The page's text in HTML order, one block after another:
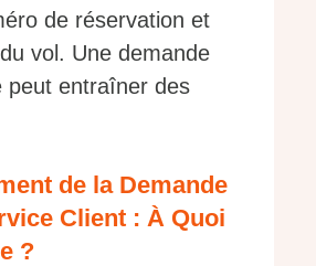
de réservation et
vol. Une demande
peut entraîner des
de la Demande
Client : À Quoi
?